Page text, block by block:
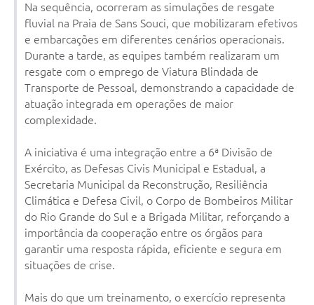
Na sequência, ocorreram as simulações de resgate
fluvial na Praia de Sans Souci, que mobilizaram efetivos
e embarcações em diferentes cenários operacionais.
Durante a tarde, as equipes também realizaram um
resgate com o emprego de Viatura Blindada de
Transporte de Pessoal, demonstrando a capacidade de
atuação integrada em operações de maior
complexidade.
A iniciativa é uma integração entre a 6ª Divisão de
Exército, as Defesas Civis Municipal e Estadual, a
Secretaria Municipal da Reconstrução, Resiliência
Climática e Defesa Civil, o Corpo de Bombeiros Militar
do Rio Grande do Sul e a Brigada Militar, reforçando a
importância da cooperação entre os órgãos para
garantir uma resposta rápida, eficiente e segura em
situações de crise.
Mais do que um treinamento, o exercício representa